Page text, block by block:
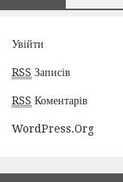
Увійти
RSS Записів
RSS Коментарів
WordPress.org